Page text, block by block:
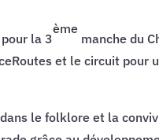
la 3
ème
manche du
et le circuit pour
le folklore et la